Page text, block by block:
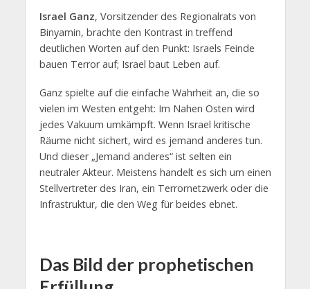
Israel Ganz, Vorsitzender des Regionalrats von
Binyamin, brachte den Kontrast in treffend
deutlichen Worten auf den Punkt: Israels Feinde
bauen Terror auf; Israel baut Leben auf.
Ganz spielte auf die einfache Wahrheit an, die so
vielen im Westen entgeht: Im Nahen Osten wird
jedes Vakuum umkämpft. Wenn Israel kritische
Räume nicht sichert, wird es jemand anderes tun.
Und dieser „Jemand anderes“ ist selten ein
neutraler Akteur. Meistens handelt es sich um einen
Stellvertreter des Iran, ein Terrornetzwerk oder die
Infrastruktur, die den Weg für beides ebnet.
Das Bild der prophetischen